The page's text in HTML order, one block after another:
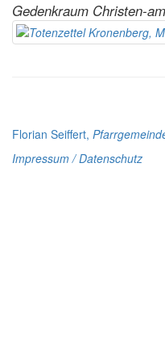
Gedenkraum Christen-
Florian Seiffert,
Impressum / Datenschutz